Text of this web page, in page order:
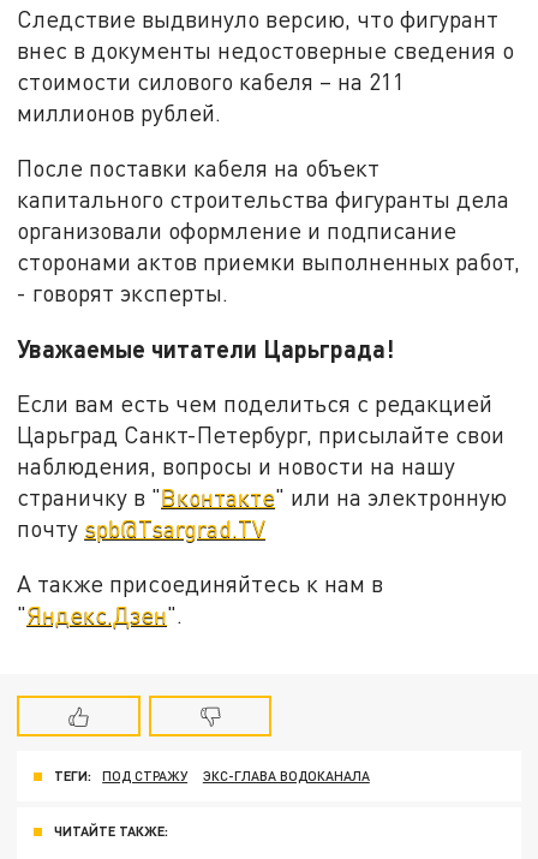
Следствие выдвинуло версию, что фигурант
внес в документы недостоверные сведения о
стоимости силового кабеля – на 211
миллионов рублей.
После поставки кабеля на объект
капитального строительства фигуранты дела
организовали оформление и подписание
сторонами актов приемки выполненных работ,
- говорят эксперты.
Уважаемые читатели Царьграда!
Если вам есть чем поделиться с редакцией
Царьград Санкт-Петербург, присылайте свои
наблюдения, вопросы и новости на нашу
страничку в "Вконтакте" или на электронную
почту spb@Tsargrad.TV
А также присоединяйтесь к нам в
"Яндекс.Дзен".
ТЕГИ: ПОД СТРАЖУ ЭКС-ГЛАВА ВОДОКАНАЛА
ЧИТАЙТЕ ТАКЖЕ: